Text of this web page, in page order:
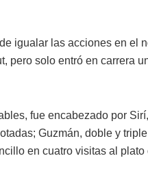
igualar las acciones en el
pero solo entró en carrera
fue encabezado por
Guzmán, doble y
en cuatro visitas al